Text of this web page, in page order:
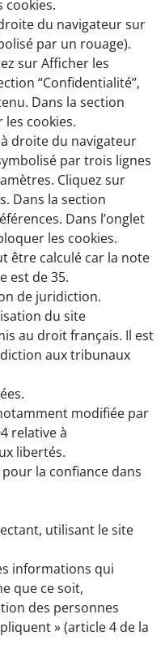
cookies.
du navigateur sur
par un rouage).
sur Afficher les
“Confidentialité”,
Dans la section
les cookies.
droite du navigateur
par trois lignes
Cliquez sur
Dans la section
Dans l’onglet
les cookies.
être calculé car la note
est de 35.
de juridiction.
du site
au droit français. Il est
aux tribunaux
modifiée par
relative à
libertés.
pour la confiance dans
utilisant le site
informations qui
que ce soit,
des personnes
» (article 4 de la